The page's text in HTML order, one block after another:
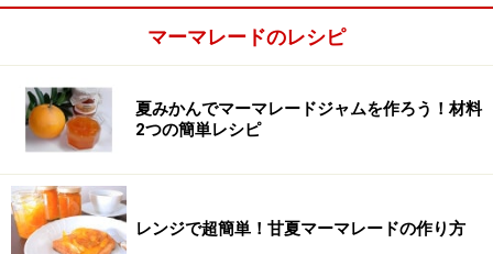
マーマレードのレシピ
夏みかんでマーマレードジャムを作ろう！材料
2つの簡単レシピ
レンジで超簡単！甘夏マーマレードの作り方